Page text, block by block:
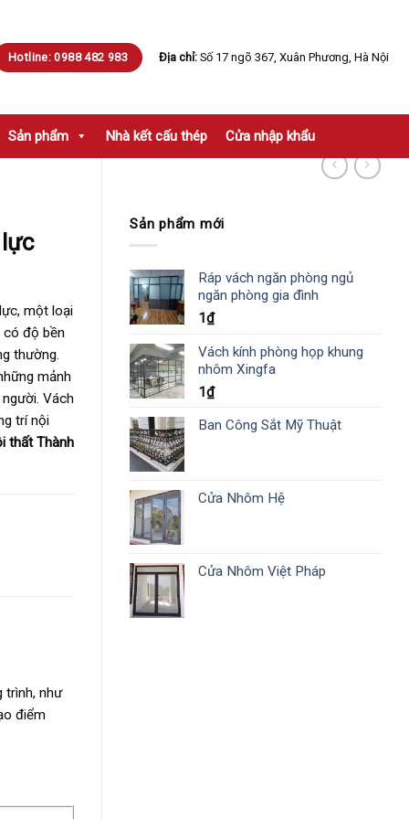
Hotline: 0988 482 983 Địa chỉ: Số 17 ngõ 367, Xuân Phương, Hà Nội
Sản phẩm Nhà kết cấu thép Cửa nhập khẩu
Sản phẩm mới
Ráp vách ngăn phòng ngủ
ngăn phòng gia đình
1₫
Vách kính phòng họp khung
nhôm Xingfa
1₫
Ban Công Sắt Mỹ Thuật
Cửa Nhôm Hệ
Cửa Nhôm Việt Pháp
một loại
có độ bền
thường.
mảnh
Vách
trí nội
thất Thành
trình, như
điểm